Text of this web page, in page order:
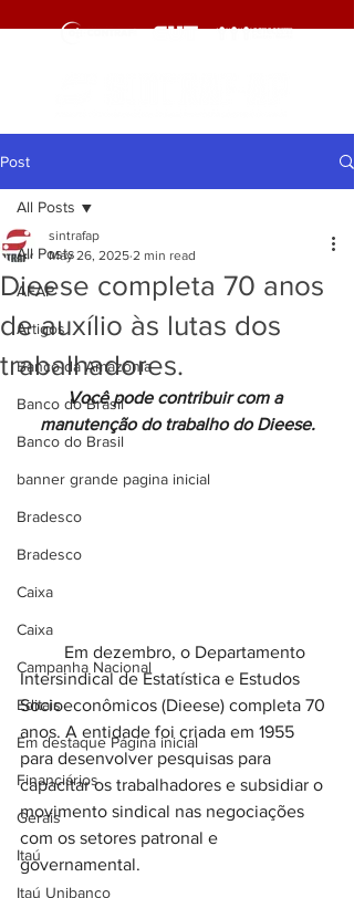
Post
All Posts
AFAP
Artigos
Banco da Amazônia
Banco do Brasil
Banco do Brasil
banner grande pagina inicial
Bradesco
Bradesco
Caixa
Caixa
Campanha Nacional
Editais
Em destaque Página inicial
Financiários
Gerais
Itaú
Itaú Unibanco
All Posts
Dieese completa 70 anos
de auxílio às lutas dos
trabalhadores.
sintrafap
May 26, 2025 2 min read
Você pode contribuir com a
manutenção do trabalho do Dieese.
Intersindical de Estatística e Estudos
Socioeconômicos (Dieese) completa 70
anos. A entidade foi criada em 1955
para desenvolver pesquisas para
capacitar os trabalhadores e subsidiar o
movimento sindical nas negociações
com os setores patronal e
governamental.